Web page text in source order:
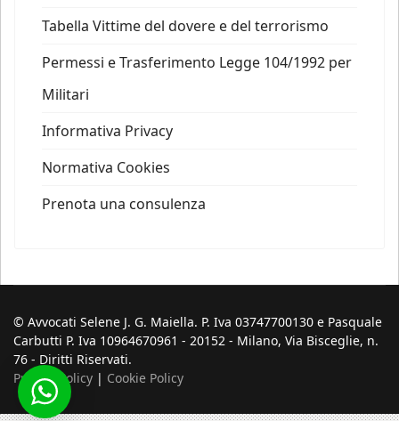
Tabella Vittime del dovere e del terrorismo
Permessi e Trasferimento Legge 104/1992 per
Militari
Informativa Privacy
Normativa Cookies
Prenota una consulenza
© Avvocati Selene J. G. Maiella. P. Iva 03747700130 e Pasquale
Carbutti P. Iva 10964670961 - 20152 - Milano, Via Bisceglie, n.
76 - Diritti Riservati.
Privacy Policy | Cookie Policy